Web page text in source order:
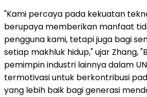
"Kami percaya pada kekuatan
berupaya memberikan manfaat
pengguna kami, tetapi juga bagi
setiap makhluk hidup," ujar Zhang,
pemimpin industri lainnya dalam
termotivasi untuk berkontribusi
yang lebih baik bagi generasi